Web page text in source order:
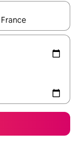
ნავიგაციისთვის